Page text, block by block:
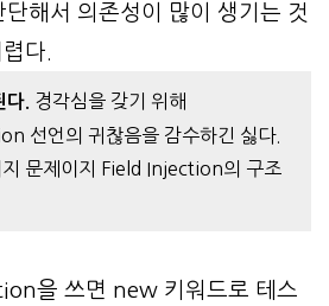
해서 의존성이 많이 생기는 것
다.
다.
경각심을 갖기 위해
선언의 귀찮음을 감수하긴 싫다.
지 문제이지 Field Injection의 구조
을 쓰면 new 키워드로 테스